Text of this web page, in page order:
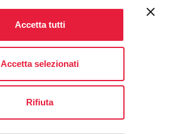
Accetta tutti
Accetta selezionati
Rifiuta
In collaborazione con